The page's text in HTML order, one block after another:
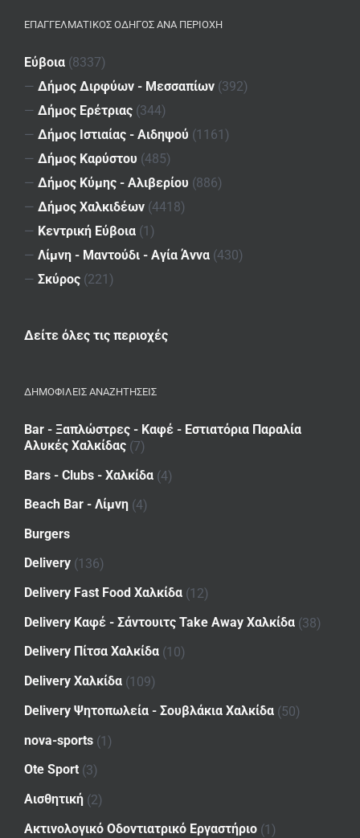
ΕΠΑΓΓΕΛΜΑΤΙΚΌΣ ΟΔΗΓΌΣ ΑΝΆ ΠΕΡΙΟΧΉ
Εύβοια (8337)
— Δήμος Διρφύων - Μεσσαπίων (392)
— Δήμος Ερέτριας (344)
— Δήμος Ιστιαίας - Αιδηψού (1161)
— Δήμος Καρύστου (485)
— Δήμος Κύμης - Αλιβερίου (886)
— Δήμος Χαλκιδέων (4418)
— Κεντρική Εύβοια (1)
— Λίμνη - Μαντούδι - Αγία Άννα (430)
— Σκύρος (221)
Δείτε όλες τις περιοχές
ΔΗΜΟΦΙΛΕΙΣ ΑΝΑΖΗΤΗΣΕΙΣ
Bar - Ξαπλώστρες - Καφέ - Εστιατόρια Παραλία
Αλυκές Χαλκίδας (7)
Bars - Clubs - Χαλκίδα (4)
Beach Bar - Λίμνη (4)
Burgers
Delivery (136)
Delivery Fast Food Χαλκίδα (12)
Delivery Καφέ - Σάντουιτς Take Away Χαλκίδα (38)
Delivery Πίτσα Χαλκίδα (10)
Delivery Χαλκίδα (109)
Delivery Ψητοπωλεία - Σουβλάκια Χαλκίδα (50)
nova-sports (1)
Ote Sport (3)
Αισθητική (2)
Ακτινολογικό Οδοντιατρικό Εργαστήριο (1)